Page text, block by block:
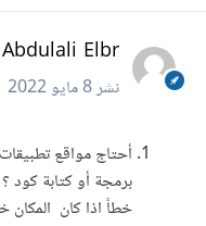
Abdulali Elbr
نشر8 مايو 2022
أحتاج مواقع
برمجة أو كتابة كود
خطأ اذا كان المكان